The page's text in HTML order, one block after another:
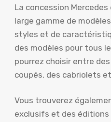
La concession
large gamme de
styles et de
des modèles pour tous
pourrez choisir entre
coupés, des cabriolets et
Vous trouverez
exclusifs et des